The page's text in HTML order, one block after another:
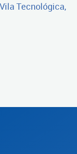
Tecnológica,